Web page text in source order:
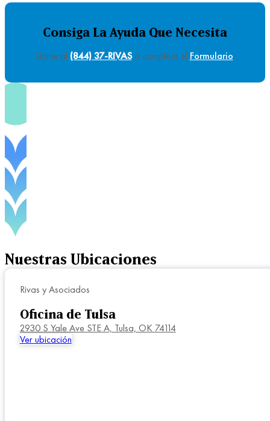
Consiga La Ayuda Que Necesita
Llame al (844) 37-RIVASo completa el Formulario.
Nuestras Ubicaciones
Rivas y Asociados
Oficina de Tulsa
2930 S Yale Ave STE A, Tulsa, OK 74114
Ver ubicación